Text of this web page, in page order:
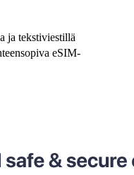
ja tekstiviestillä
eSIM-